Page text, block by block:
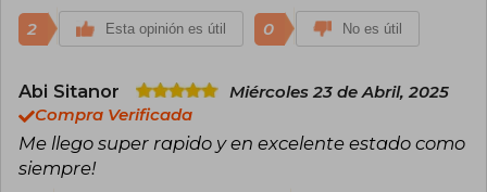
En 2003, publicó su primera novela, Gregor, el
de las Tierras Bajas, una saga de fantasía dirigida
a un público juvenil. Sin embargo, el éxito
mundial llegó en 2008 con Los Juegos del
Hambre, el primer libro de la trilogía distópica
que incluye también En llamas (2009) y Sinsajo
2 Esta opinión es útil 0 No es útil
Abi Sitanor
Miércoles 23 de Abril, 2025
Compra Verificada
Me llego super rapido y en excelente estado como
siempre!